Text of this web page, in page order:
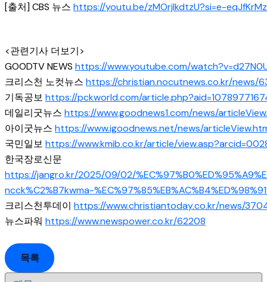
[출처] CBS 뉴스 https://youtu.be/zMOrjIkdtzU?si=e-
<관련기사 더보기>
GOODTV NEWS https://www.youtube.com/
크리스천 노컷뉴스 https://christian.nocutnews.co.kr/news/
기독공보 https://pckworld.com/
데일리굿뉴스 https://www.goodnews1.com/news/
아이굿뉴스 https://www.igoodnews.net/news/
국민일보 https://www.kmib.co.kr/article/
한국장로신문
https://jangro.kr/2025/09/02/
ncck%C2%B7kwma-
크리스천투데이 https://www.christiantoday.co.kr/news/
뉴스파워 https://www.newspower.co.kr/62208
목록